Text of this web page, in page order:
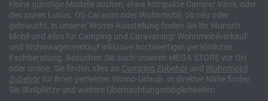
kleine günstige Modelle suchen, etwa kompakte Camper Vans, oder
den puren Luxus. Ob Caravan oder Wohnmobil, ob neu oder
gebraucht, in unserer Womo-Ausstellung finden Sie Ihr Wunsch-
Mobil und alles für Camping und Caravaning! Wohnmobilverkauf
und Wohnwagenverkauf inklusive hochwertiger, persönlicher
Fachberatung. Besuchen Sie auch unseren MEGA STORE vor Ort
oder online. Sie finden alles an Camping Zubehör und Wohnmobil
Zubehör für ihren perfekten Womo-Urlaub. In direkter Nähe finden
Sie Stellplätze und weitere Übernachtungsmöglichkeiten.